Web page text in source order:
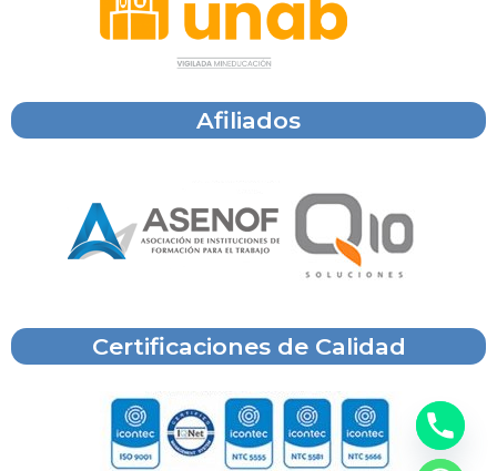
Afiliados
Certificaciones de Calidad